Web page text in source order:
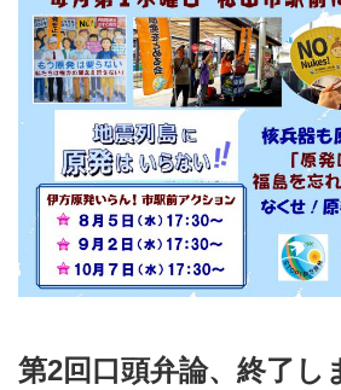
第2回口頭弁論、終了し